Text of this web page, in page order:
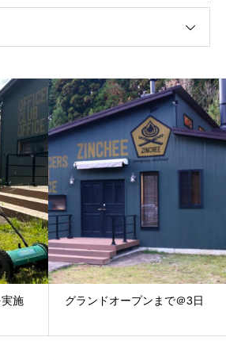
施
グランドオープンまで＠3日